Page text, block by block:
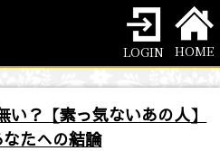
LOGIN HOME
い？【素っ気ないあの人】
たへの結論